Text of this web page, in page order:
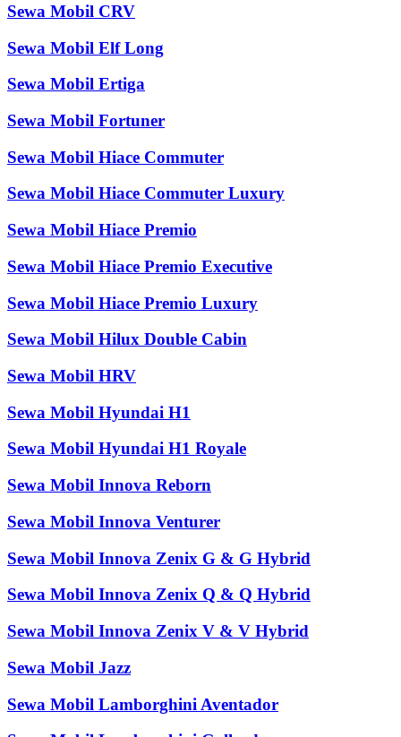
Sewa Mobil CRV
Sewa Mobil Elf Long
Sewa Mobil Ertiga
Sewa Mobil Fortuner
Sewa Mobil Hiace Commuter
Sewa Mobil Hiace Commuter Luxury
Sewa Mobil Hiace Premio
Sewa Mobil Hiace Premio Executive
Sewa Mobil Hiace Premio Luxury
Sewa Mobil Hilux Double Cabin
Sewa Mobil HRV
Sewa Mobil Hyundai H1
Sewa Mobil Hyundai H1 Royale
Sewa Mobil Innova Reborn
Sewa Mobil Innova Venturer
Sewa Mobil Innova Zenix G & G Hybrid
Sewa Mobil Innova Zenix Q & Q Hybrid
Sewa Mobil Innova Zenix V & V Hybrid
Sewa Mobil Jazz
Sewa Mobil Lamborghini Aventador